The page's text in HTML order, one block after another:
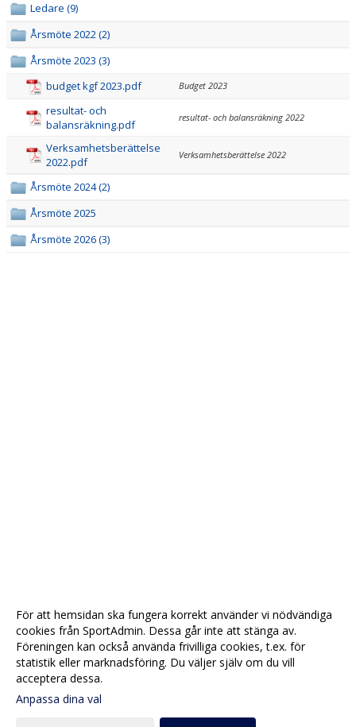
KONTAKT
BLI LEDARE
FÖRENINGSKOLLEKTION
HYRA KGF-LOKALEN
SPONSORER
FRITIDSKORTET
Ledare (9)
Årsmöte 2022 (2)
Årsmöte 2023 (3)
budget kgf 2023.pdf
Budget 2023
resultat- och
balansräkning.pdf
resultat- och balansräkning 2022
Verksamhetsberättelse
2022.pdf
Verksamhetsberättelse 2022
Årsmöte 2024 (2)
Årsmöte 2025
Årsmöte 2026 (3)
För att hemsidan ska fungera korrekt använder vi nödvändiga
cookies från SportAdmin. Dessa går inte att stänga av.
Föreningen kan också använda frivilliga cookies, t.ex. för
statistik eller marknadsföring. Du väljer själv om du vill
acceptera dessa.
Anpassa dina val